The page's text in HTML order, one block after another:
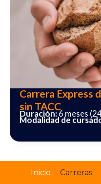
Carrera Express
sin TACC
Duración:6 meses
Modalidad de
Inicio Carreras